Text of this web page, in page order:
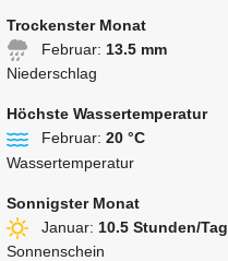
Trockenster Monat
Februar: 13.5 mm
Niederschlag
Höchste Wassertemperatur
Februar: 20 °C
Wassertemperatur
Sonnigster Monat
Januar: 10.5 Stunden/Tag
Sonnenschein